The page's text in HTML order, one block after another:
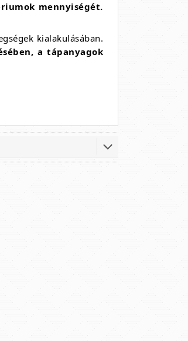
mennyiségét.
kialakulásában.
a tápanyagok